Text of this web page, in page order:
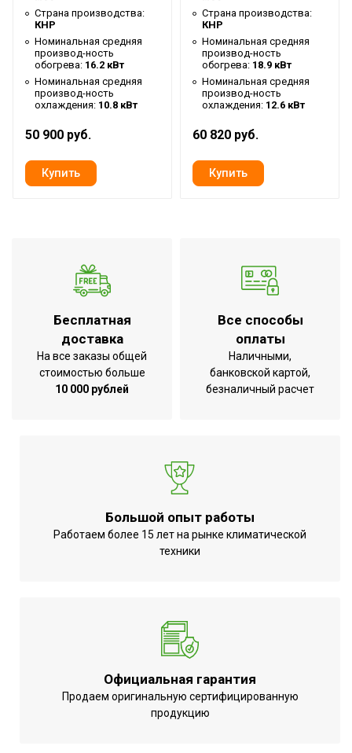
Глубина товара
0.835 м
Ширина товара
0.835 м
Страна производства:
КНР
Номинальная средняя
производ-ность
обогрева: 16.2 кВт
Номинальная средняя
производ-ность
охлаждения: 10.8 кВт
50 900 руб.
Страна производства:
КНР
Номинальная средняя
производ-ность
обогрева: 18.9 кВт
Номинальная средняя
производ-ность
охлаждения: 12.6 кВт
60 820 руб.
Бесплатная
доставка
На все заказы общей
стоимостью больше
10 000 рублей
Все способы
оплаты
Наличными,
банковской картой,
безналичный расчет
Большой опыт работы
Работаем более 15 лет на рынке климатической
техники
Официальная гарантия
Продаем оригинальную сертифицированную
продукцию